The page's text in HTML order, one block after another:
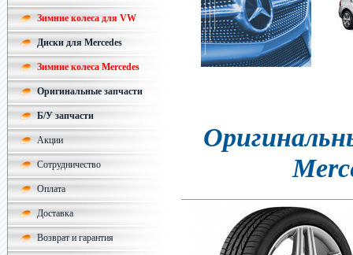
Зимние колеса для VW
Диски для Mercedes
Зимние колеса Mercedes
Оригинальные запчасти
Б/У запчасти
Акции
Сотрудничество
Оплата
Доставка
Возврат и гарантия